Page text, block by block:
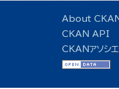
About
CKAN API
CKANアソシエ